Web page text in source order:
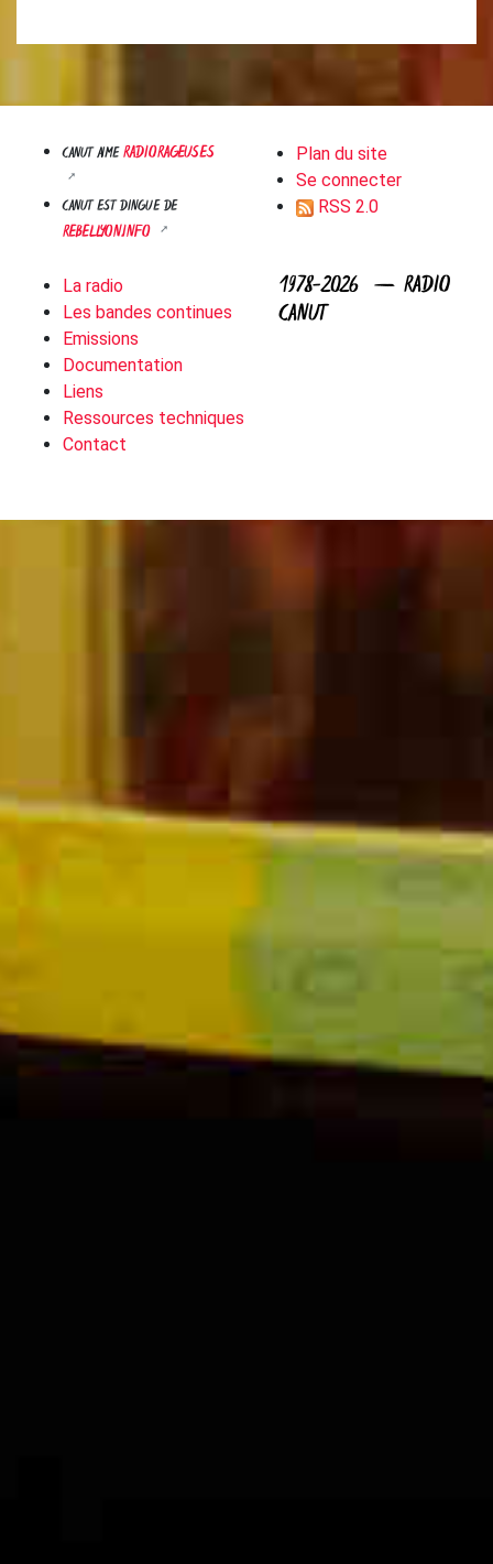
CANUT AIMERADIORAGEUSES
CANUT EST DINGUE DE
REBELLYON.INFO
Plan du site
Se connecter
RSS 2.0
La radio
Les bandes continues
Emissions
Documentation
Liens
Ressources techniques
Contact
1978-2026 — RADIO
CANUT